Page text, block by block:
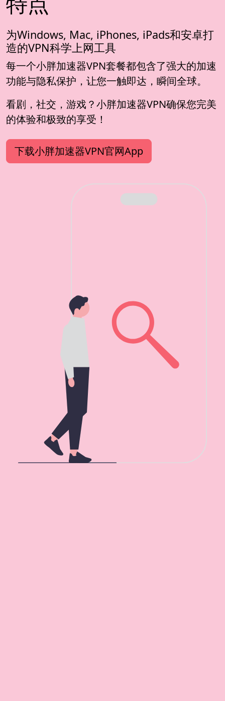
为Windows, Mac, iPhones, iPads和安卓打
造的VPN科学上网工具
每一个小胖加速器VPN套餐都包含了强大的加速
功能与隐私保护，让您一触即达，瞬间全球。
看剧，社交，游戏？小胖加速器VPN确保您完美
的体验和极致的享受！
下载小胖加速器VPN官网App